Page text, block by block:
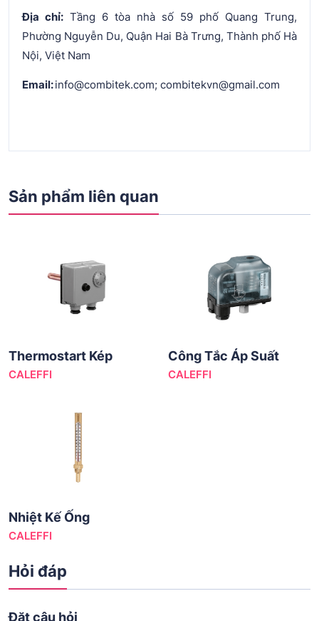
Địa chỉ: Tầng 6 tòa nhà số 59 phố Quang Trung,
Phường Nguyễn Du, Quận Hai Bà Trưng, Thành phố Hà
Nội, Việt Nam
Email:info@combitek.com; combitekvn@gmail.com
Sản phẩm liên quan
Thermostart Kép
CALEFFI
Công Tắc Áp Suất
CALEFFI
Nhiệt Kế Ống
CALEFFI
Hỏi đáp
Đặt câu hỏi